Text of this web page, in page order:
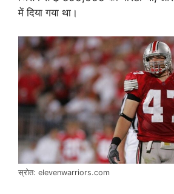
में दिया गया था।
स्रोत: elevenwarriors.com